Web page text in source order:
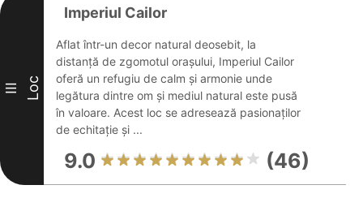
III Loc
Imperiul Cailor
Aflat într-un decor natural deosebit, la
distanță de zgomotul orașului, Imperiul Cailor
oferă un refugiu de calm și armonie unde
legătura dintre om și mediul natural este pusă
în valoare. Acest loc se adresează pasionaților
de echitație și ...
9.0 (46)